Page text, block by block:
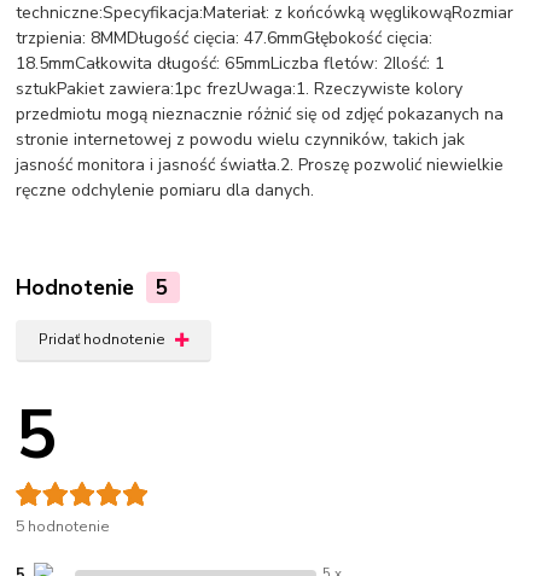
techniczne:Specyfikacja:Materiał: z końcówką węglikowąRozmiar
trzpienia: 8MMDługość cięcia: 47.6mmGłębokość cięcia:
18.5mmCałkowita długość: 65mmLiczba fletów: 2Ilość: 1
sztukPakiet zawiera:1pc frezUwaga:1. Rzeczywiste kolory
przedmiotu mogą nieznacznie różnić się od zdjęć pokazanych na
stronie internetowej z powodu wielu czynników, takich jak
jasność monitora i jasność światła.2. Proszę pozwolić niewielkie
ręczne odchylenie pomiaru dla danych.
Hodnotenie 5
Pridať hodnotenie
5
5 hodnotenie